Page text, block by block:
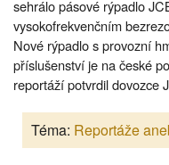
sehrálo pásové rýpadlo
vysokofrekvenčním
Nové rýpadlo s provozní
příslušenství je na české
reportáží potvrdil dovozce
Téma: Reportáže